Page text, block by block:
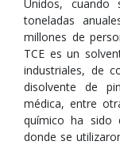
Unidos, cuando
toneladas
millones de
TCE es un
industriales, de
disolvente de
médica, entre
químico ha sido
donde se